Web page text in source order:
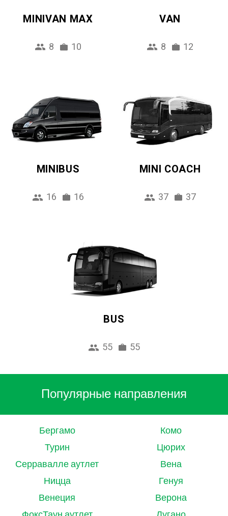
MINIVAN MAX
8 10
VAN
8 12
MINIBUS
16 16
MINI COACH
37 37
BUS
55 55
Популярные направления
Бергамо
Комо
Турин
Цюрих
Серравалле аутлет
Вена
Ницца
Генуя
Венеция
Верона